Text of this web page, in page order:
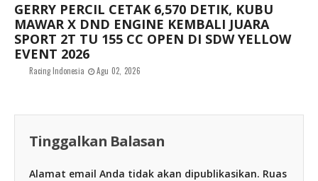
GERRY PERCIL CETAK 6,570 DETIK, KUBU
MAWAR X DND ENGINE KEMBALI JUARA
SPORT 2T TU 155 CC OPEN DI SDW YELLOW
EVENT 2026
Racing Indonesia Agu 02, 2026
Tinggalkan Balasan
Alamat email Anda tidak akan dipublikasikan. Ruas